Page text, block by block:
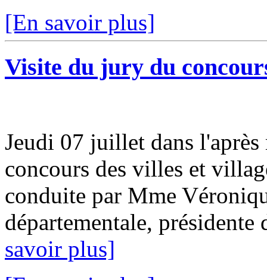
[En savoir plus]
Visite du jury du
Jeudi 07 juillet dans
concours des villes et
conduite par Mme
départementale,
savoir plus]